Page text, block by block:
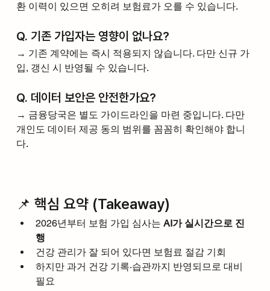
환 이력이 있으면 오히려 보험료가 오를 수 있습니다.
Q. 기존 가입자는 영향이 없나요?
→ 기존 계약에는 즉시 적용되지 않습니다. 다만 신규 가
입, 갱신 시 반영될 수 있습니다.
Q. 데이터 보안은 안전한가요?
→ 금융당국은 별도 가이드라인을 마련 중입니다. 다만
개인도 데이터 제공 동의 범위를 꼼꼼히 확인해야 합니
다.
📌 핵심 요약 (Takeaway)
2026년부터 보험 가입 심사는 AI가 실시간으로 진
행
건강 관리가 잘 되어 있다면 보험료 절감 기회
하지만 과거 건강 기록·습관까지 반영되므로 대비
필요